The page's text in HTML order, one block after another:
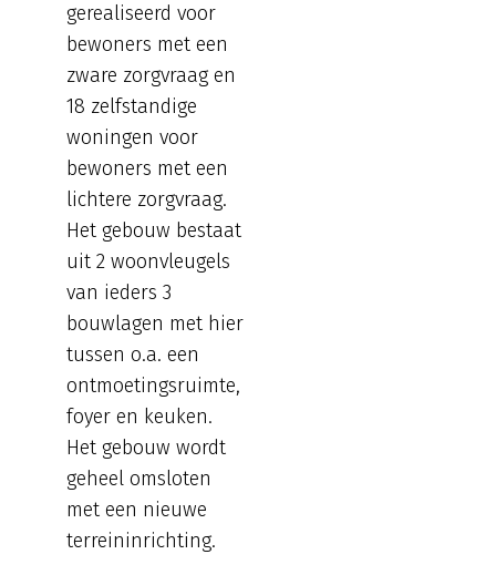
gerealiseerd voor
bewoners met een
zware zorgvraag en
18 zelfstandige
woningen voor
bewoners met een
lichtere zorgvraag.
Het gebouw bestaat
uit 2 woonvleugels
van ieders 3
bouwlagen met hier
tussen o.a. een
ontmoetingsruimte,
foyer en keuken.
Het gebouw wordt
geheel omsloten
met een nieuwe
terreininrichting.